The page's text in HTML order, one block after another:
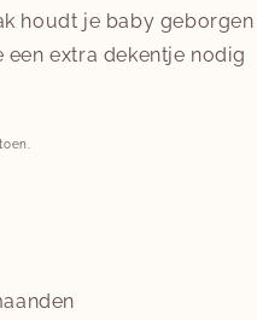
houdt je baby geborgen
extra dekentje nodig